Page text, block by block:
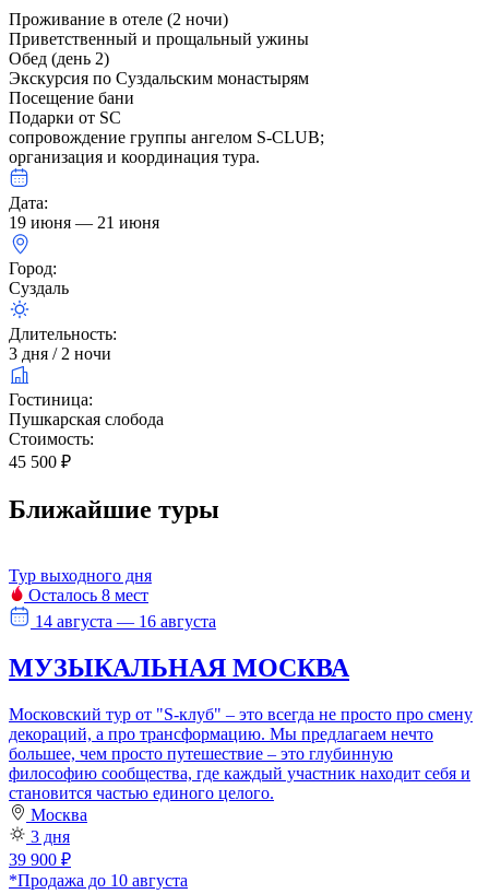
Проживание в отеле (2 ночи)
Приветственный и прощальный ужины
Обед (день 2)
Экскурсия по Суздальским монастырям
Посещение бани
Подарки от SC
сопровождение группы ангелом S-CLUB;
организация и координация тура.
Дата:
19 июня — 21 июня
Город:
Суздаль
Длительность:
3 дня / 2 ночи
Гостиница:
Пушкарская слобода
Стоимость:
45 500 ₽
Ближайшие туры
Тур выходного дня
Осталось 8 мест
14 августа — 16 августа
МУЗЫКАЛЬНАЯ МОСКВА
Московский тур от "S-клуб" – это всегда не просто про смену
декораций, а про трансформацию. Мы предлагаем нечто
большее, чем просто путешествие – это глубинную
философию сообщества, где каждый участник находит себя и
становится частью единого целого.
Москва
3 дня
39 900 ₽
*Продажа до 10 августа